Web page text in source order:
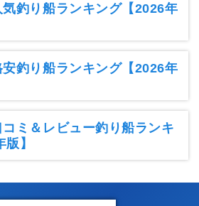
釣り船ランキング【2026年
釣り船ランキング【2026年
ミ＆レビュー釣り船ランキ
】